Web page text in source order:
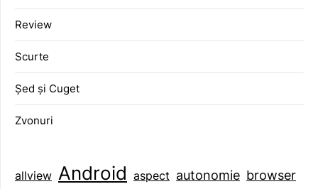
Review
Scurte
Șed și Cuget
Zvonuri
allview Android aspect autonomie browser